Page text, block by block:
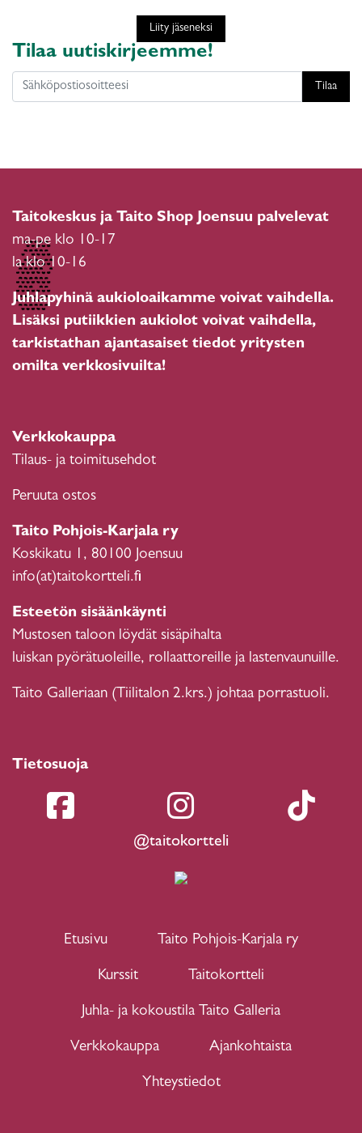
Liity jäseneksi
Tilaa uutiskirjeemme!
Tilaa
Taitokeskus ja Taito Shop Joensuu palvelevat
ma-pe klo 10-17
la klo 10-16
Juhlapyhinä aukioloaikamme voivat vaihdella.
Lisäksi putiikkien aukiolot voivat vaihdella,
tarkistathan ajantasaiset tiedot yritysten
omilta verkkosivuilta!
Verkkokauppa
Tilaus- ja toimitusehdot
Peruuta ostos
Taito Pohjois-Karjala ry
Koskikatu 1, 80100 Joensuu
info(at)taitokortteli.fi
Esteetön sisäänkäynti
Mustosen taloon löydät sisäpihalta
luiskan pyörätuoleille, rollaattoreille ja lastenvaunuille.
Taito Galleriaan (Tiilitalon 2.krs.) johtaa porrastuoli.
Tietosuoja
@taitokortteli
Etusivu Taito Pohjois-Karjala ry
Kurssit Taitokortteli
Juhla- ja kokoustila Taito Galleria
Verkkokauppa Ajankohtaista
Yhteystiedot